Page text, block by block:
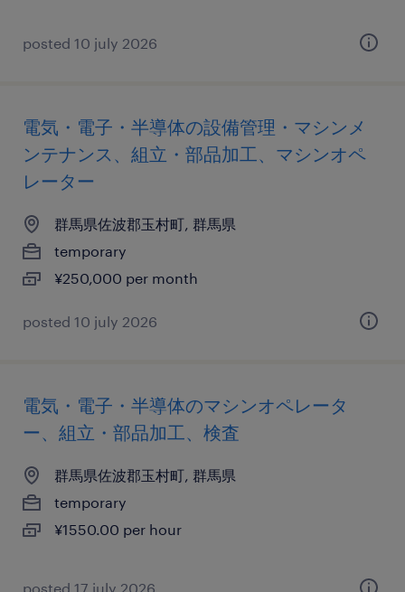
posted 10 july 2026
電気・電子・半導体の設備管理・マシンメ
ンテナンス、組立・部品加工、マシンオペ
レーター
群馬県佐波郡玉村町, 群馬県
temporary
¥250,000 per month
posted 10 july 2026
電気・電子・半導体のマシンオペレータ
ー、組立・部品加工、検査
群馬県佐波郡玉村町, 群馬県
temporary
¥1550.00 per hour
posted 17 july 2026